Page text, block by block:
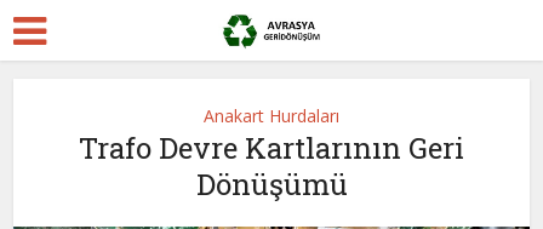
Anakart Hurdaları
Trafo Devre Kartlarının Geri
Dönüşümü